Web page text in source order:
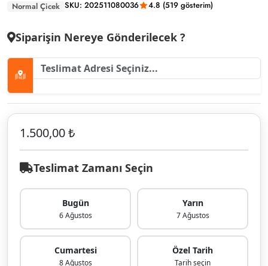
Normal Çicek SKU: 202511080036 4.8 (519 gösterim)
Siparişin Nereye Gönderilecek ?
1.500,00 ₺
Teslimat Zamanı Seçin
Bugün
6 Ağustos
Yarın
7 Ağustos
Cumartesi
8 Ağustos
Özel Tarih
Tarih seçin